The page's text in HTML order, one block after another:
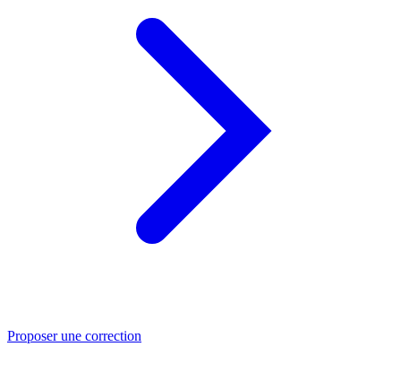
Proposer une correction